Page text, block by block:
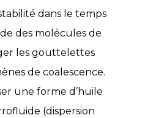
dans le temps
des molécules de
les gouttelettes
de coalescence.
une forme d’huile
(dispersion